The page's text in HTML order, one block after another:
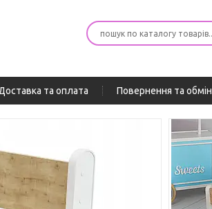
та оплата Повернення та обмін